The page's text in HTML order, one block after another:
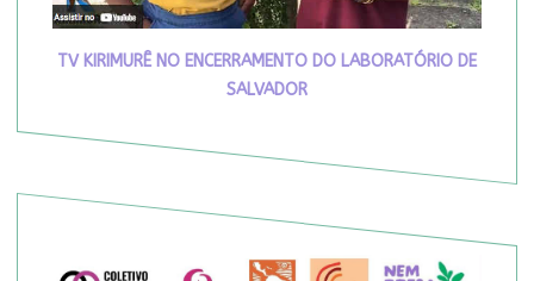
TV KIRIMURÊ NO ENCERRAMENTO DO LABORATÓRIO DE
SALVADOR